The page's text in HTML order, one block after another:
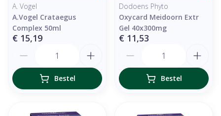
A. Vogel
A.Vogel Crataegus
Complex 50ml
€ 15,19
Bestel
Dodoens Phyto
Oxycard Meidoorn Extr
Gel 40x300mg
€ 11,53
Bestel